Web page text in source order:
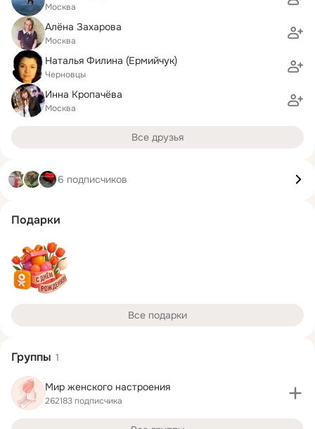
Москва
Алёна Захарова
Москва
Наталья Филина (Ермийчук)
Черновцы
Инна Кропачёва
Москва
Все друзья
6 подписчиков
Подарки
Все подарки
Группы 1
Мир женского настроения
262183 подписчика